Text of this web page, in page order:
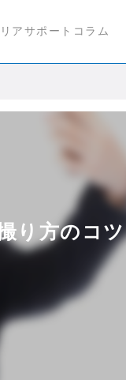
アサポートコラム
り方のコツ